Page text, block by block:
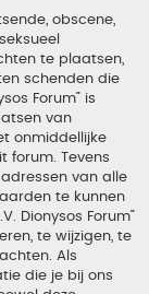
obscene,
te plaatsen,
schenden die
Forum” is
van
onmiddellijke
forum. Tevens
van alle
te kunnen
Dionysos Forum”
te wijzigen, te
Als
die je bij ons